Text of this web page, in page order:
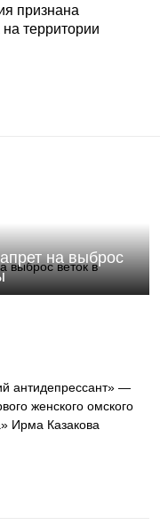
признана
территории
на выброс
антидепрессант» —
женского омского
Ирма Казакова